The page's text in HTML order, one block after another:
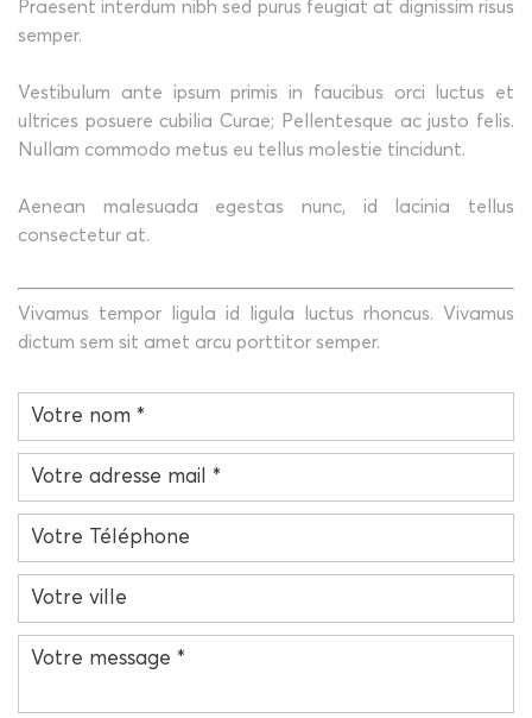
Praesent interdum nibh sed purus feugiat at dignissim risus
semper.
Vestibulum ante ipsum primis in faucibus orci luctus et
ultrices posuere cubilia Curae; Pellentesque ac justo felis.
Nullam commodo metus eu tellus molestie tincidunt.
Aenean malesuada egestas nunc, id lacinia tellus
consectetur at.
Vivamus tempor ligula id ligula luctus rhoncus. Vivamus
dictum sem sit amet arcu porttitor semper.